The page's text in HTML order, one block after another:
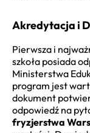
Akredytacja i
Pierwsza i
szkoła posiada
Ministerstwa
program jest
dokument
odpowiedź na
fryzjerstwa